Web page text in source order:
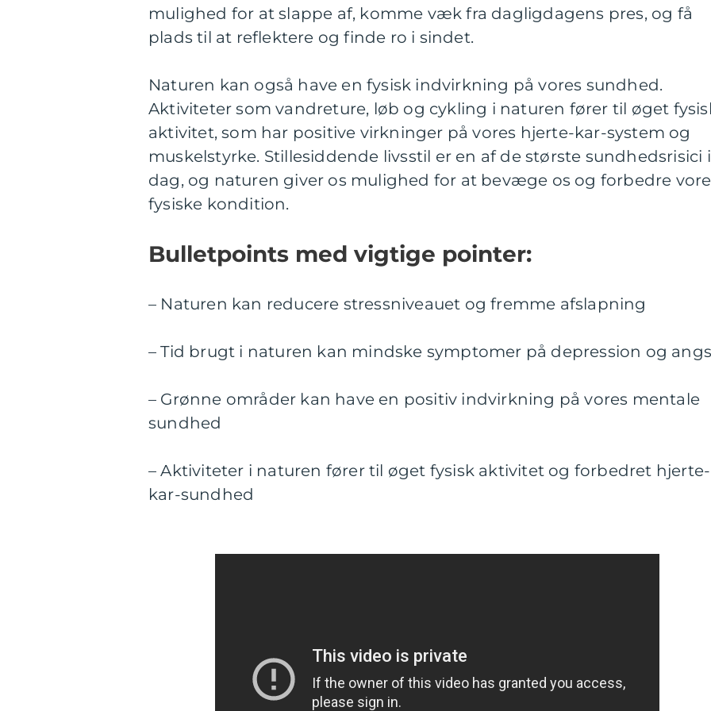
mulighed for at slappe af, komme væk fra dagligdagens pres, og få
plads til at reflektere og finde ro i sindet.
Naturen kan også have en fysisk indvirkning på vores sundhed.
Aktiviteter som vandreture, løb og cykling i naturen fører til øget
aktivitet, som har positive virkninger på vores hjerte-kar-system og
muskelstyrke. Stillesiddende livsstil er en af de største sundhedsrisici i
dag, og naturen giver os mulighed for at bevæge os og forbedre
fysiske kondition.
Bulletpoints med vigtige pointer:
– Naturen kan reducere stressniveauet og fremme afslapning
– Tid brugt i naturen kan mindske symptomer på depression og
– Grønne områder kan have en positiv indvirkning på vores mentale
sundhed
– Aktiviteter i naturen fører til øget fysisk aktivitet og forbedret hjerte-
kar-sundhed